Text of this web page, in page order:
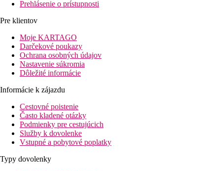
Prehlásenie o prístupnosti
Pre klientov
Moje KARTAGO
Darčekové poukazy
Ochrana osobných údajov
Nastavenie súkromia
Dôležité informácie
Informácie k zájazdu
Cestovné poistenie
Často kladené otázky
Podmienky pre cestujúcich
Služby k dovolenke
Vstupné a pobytové poplatky
Typy dovolenky